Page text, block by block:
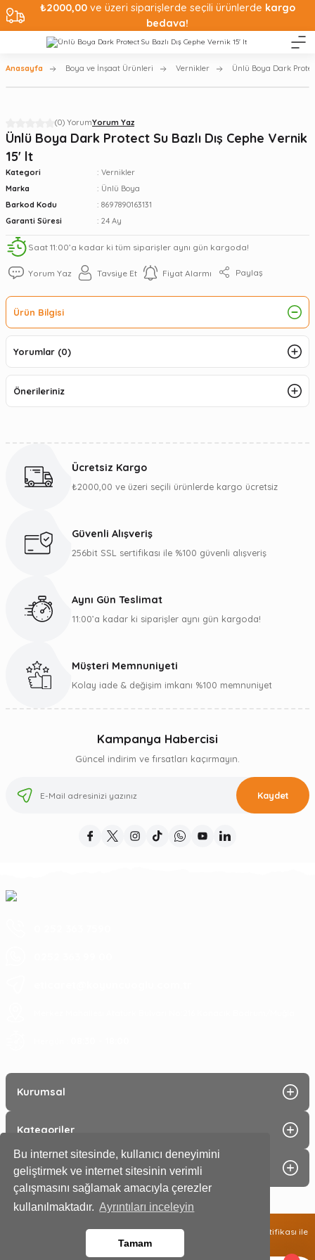
Bu internet sitesinde, kullanıcı deneyimini
geliştirmek ve internet sitesinin verimli
çalışmasını sağlamak amacıyla çerezler
kullanılmaktadır. Ayrıntıları inceleyin
Tamam
₺2000,00ve üzeri siparişlerde seçili ürünlerde kargo
bedava!
Anasayfa Boya ve İnşaat Ürünleri Vernikler Ünlü Boya Dark
(0) YorumYorum Yaz
Ünlü Boya Dark Protect Su Bazlı Dış Cephe Vernik
15' lt
Kategori
Vernikler
Marka
Ünlü Boya
Barkod Kodu
8697890163131
Garanti Süresi
24 Ay
Saat 11:00’a kadar ki tüm siparişler aynı gün kargoda!
Yorum Yaz Tavsiye Et Fiyat Alarmı Paylaş
Ürün Bilgisi
Yorumlar (0)
Önerileriniz
Ücretsiz Kargo
₺2000,00 ve üzeri seçili ürünlerde kargo ücretsiz
Güvenli Alışveriş
256bit SSL sertifikası ile %100 güvenli alışveriş
Aynı Gün Teslimat
11:00’a kadar ki siparişler aynı gün kargoda!
Müşteri Memnuniyeti
Kolay iade & değişim imkanı %100 memnuniyet
Kampanya Habercisi
Güncel indirim ve fırsatları kaçırmayın.
Kaydet
Kurumsal
Kategoriler
Alışveriş
2025 © Tüm hakları saklıdır. Kredi kartı bilgileriniz 256 bit SSL sertifikası ile
%100 güvende!